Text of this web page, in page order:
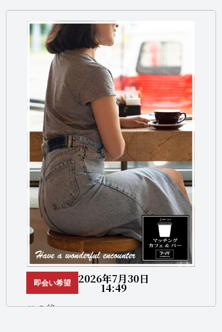
2026年7月30日
14:49
即会い希望
この後〜